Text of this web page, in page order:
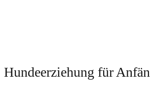
Hundeerziehung für